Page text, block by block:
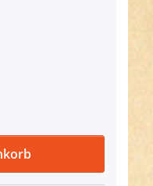
Spule - Farbe: türkis